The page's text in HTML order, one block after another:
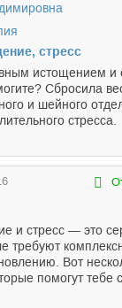
стресс
истощением и
Сбросила
и шейного
стресса.
и стресс — это
требуют
Вот
помогут тебе